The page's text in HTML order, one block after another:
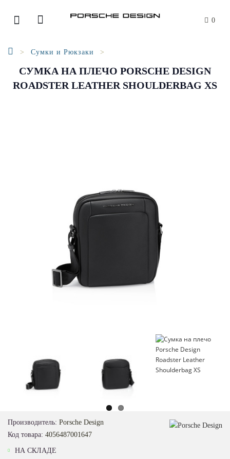
0
Сумки и Рюкзаки
СУМКА НА ПЛЕЧО PORSCHE DESIGN
ROADSTER LEATHER SHOULDERBAG XS
Производитель: Porsche Design
Код товара: 4056487001647
НА СКЛАДЕ